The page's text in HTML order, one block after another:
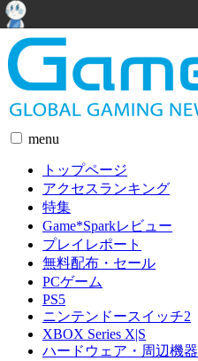
menu
トップページ
アクセスランキング
特集
Game*Sparkレビュー
プレイレポート
無料配布・セール
PCゲーム
PS5
ニンテンドースイッチ2
XBOX Series X|S
ハードウェア・周辺機器